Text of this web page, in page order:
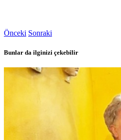
Önceki Sonraki
Bunlar da ilginizi çekebilir